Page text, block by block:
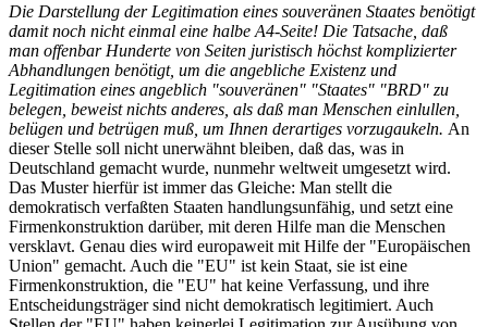
Die Darstellung der Legitimation eines souveränen Staates benötigt
damit noch nicht einmal eine halbe A4-Seite! Die Tatsache, daß
man offenbar Hunderte von Seiten juristisch höchst komplizierter
Abhandlungen benötigt, um die angebliche Existenz und
Legitimation eines angeblich "souveränen" "Staates" "BRD" zu
belegen, beweist nichts anderes, als daß man Menschen einlullen,
belügen und betrügen muß, um Ihnen derartiges vorzugaukeln. An
dieser Stelle soll nicht unerwähnt bleiben, daß das, was in
Deutschland gemacht wurde, nunmehr weltweit umgesetzt wird.
Das Muster hierfür ist immer das Gleiche: Man stellt die
demokratisch verfaßten Staaten handlungsunfähig, und setzt eine
Firmenkonstruktion darüber, mit deren Hilfe man die Menschen
versklavt. Genau dies wird europaweit mit Hilfe der "Europäischen
Union" gemacht. Auch die "EU" ist kein Staat, sie ist eine
Firmenkonstruktion, die "EU" hat keine Verfassung, und ihre
Entscheidungsträger sind nicht demokratisch legitimiert. Auch